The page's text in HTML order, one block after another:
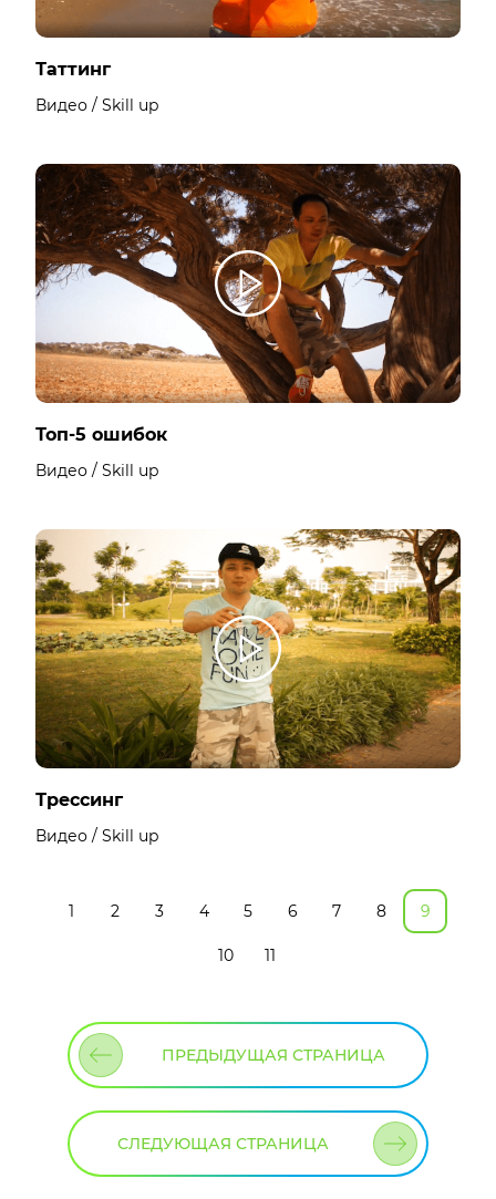
Таттинг
Видео / Skill up
Топ-5 ошибок
Видео / Skill up
Трессинг
Видео / Skill up
ПРЕДЫДУЩАЯ СТРАНИЦА
1 2 3 4 5 6 7 8 9
10 11
СЛЕДУЮЩАЯ СТРАНИЦА